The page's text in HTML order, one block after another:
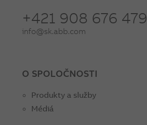
+421 908 676 479
info@sk.abb.com
O SPOLOČNOSTI
Produkty a služby
Médiá